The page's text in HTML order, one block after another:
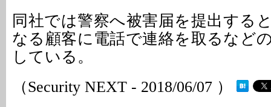
同社では警察へ被害届を提出する
なる顧客に電話で連絡を取るなど
している。
（Security NEXT - 2018/06/07 ）